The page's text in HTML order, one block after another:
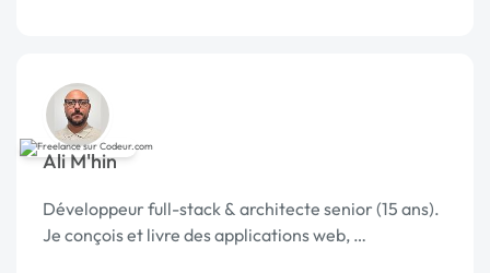
Ali M'hin
Développeur full-stack & architecte senior (15 ans).
Je conçois et livre des applications web, …